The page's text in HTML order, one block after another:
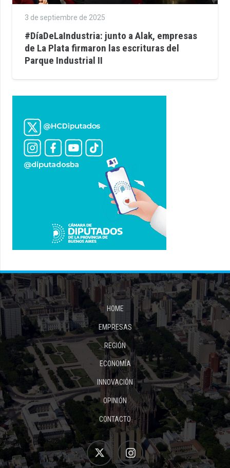
3 de septiembre de 2025
#DíaDeLaIndustria: junto a Alak, empresas
de La Plata firmaron las escrituras del
Parque Industrial II
HOME
EMPRESAS
REGIÓN
ECONOMÍA
INNOVACIÓN
OPINIÓN
CONTACTO